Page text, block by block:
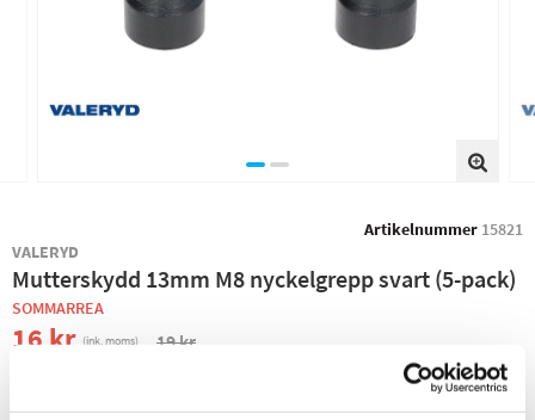
Artikelnummer 15821
VALERYD
Mutterskydd 13mm M8 nyckelgrepp svart (5-pack)
SOMMARREA
16 kr (ink. moms) 19 kr